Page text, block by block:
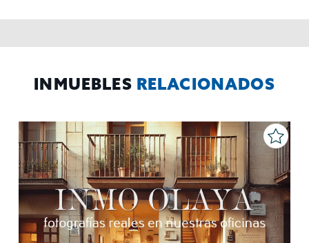
rectificar y suprimir los datos, solicitar la portabilidad de los
INMUEBLES RELACIONADOS